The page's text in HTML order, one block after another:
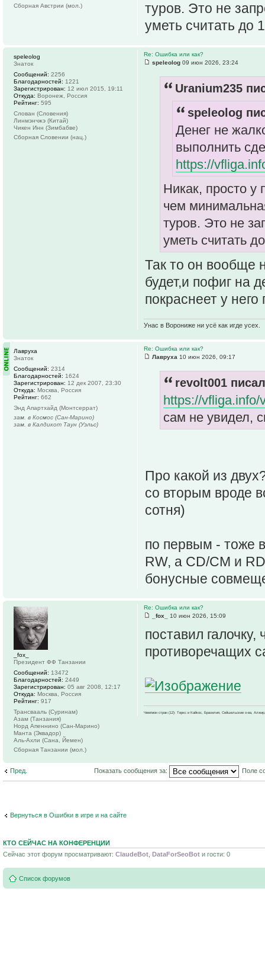
туров. Это не
уметь считать до
Сборная Австрии (мол.)
Re: Ошибка или как?
speleolog 09 июн 2026, 23:24
Uranium235
speleolog
Денег не
выполнить
https://
Никак, просто у
чем
туров. Это не
уметь считать
Так то он вообще
будет,и пофиг на
покраснеет у
Унас в Ворониже ни усё как игде усех.
speleolog
Знаток
Сообщений: 2256
Благодарностей: 1221
Зарегистрирован: 12 июл 2015, 19:11
Откуда: Воронеж, Россия
Рейтинг: 595
Слован (Словения)
Линмэнчжэ (Китай)
Чикен Инн (Зимбабве)
Сборная Словении (нац.)
Re: Ошибка или как?
Лавруха 10 июн 2026, 09:17
revolt001
https://vfliga.info/
сам не увидел,
Про какой из
со вторым вроде
сотня)
по первым - тоже
RW, а CD/CM и
бонусные
Лавруха
Знаток
Сообщений: 2314
Благодарностей: 1624
Зарегистрирован: 12 дек 2007, 23:30
Откуда: Москва, Россия
Рейтинг: 662
Энд Апартхайд (Монтсеррат)
зам. в Космос (Сан-Марино)
зам. в Калдикот Таун (Уэльс)
Re: Ошибка или как?
_fox_
10 июн 2026, 15:09
поставил
противоречащих
Чемпион стран (12): Теркс и Кайкос, Бразилия, Сейшельские о-ва,
_fox_
Президент ФФ Танзании
Сообщений: 13472
Благодарностей: 2449
Зарегистрирован: 05 авг 2008, 12:17
Откуда: Москва, Россия
Рейтинг: 917
Трансвааль (Суринам)
Азам (Танзания)
Норд Апеннино (Сан-Марино)
Манта (Эквадор)
Аль-Ахли (Сана, Йемен)
Сборная Танзании (мол.)
Пред. Показать сообщения за: Поле
Вернуться в Ошибки в игре и на сайте
КТО СЕЙЧАС НА КОНФЕРЕНЦИИ
Сейчас этот форум просматривают: ClaudeBot DataForSeoBot и гости: 0
Список форумов